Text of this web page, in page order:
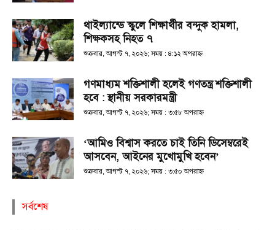
থাইল্যান্ডে স্কুলে শিক্ষার্থীর বন্দুক হামলা,
শিক্ষকসহ নিহত ৭
শুক্রবার, আগস্ট ৭, ২০২৬; সময় : ৪:১২ অপরাহ্ণ
গণমাধ্যম শক্তিশালী হলেই গণতন্ত্র শক্তিশালী
হবে : স্থানীয় সরকারমন্ত্রী
শুক্রবার, আগস্ট ৭, ২০২৬; সময় : ৩:৫৮ অপরাহ্ণ
‘আমিও বিশ্বাস করতে চাই তিনি ডিসেম্বরেই
আসবেন, আইনের মুখোমুখি হবেন’
শুক্রবার, আগস্ট ৭, ২০২৬; সময় : ৩:৫০ অপরাহ্ণ
সর্বশেষ